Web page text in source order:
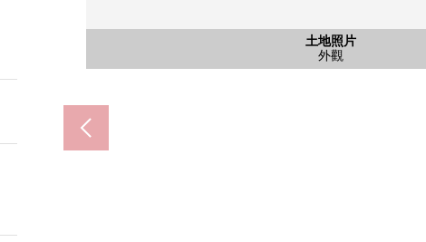
土地照片
外觀
含有前面道路的外觀
外觀
含有前面道路的外觀
外觀
含有前面道路的外觀
前面道路
含有前面道路的外觀
前面道路
其他
ＯＫ千馱谷商店約90m(步行2分鐘)
其他
Tomod's北參道店約140m(步行2分鐘)
其他
北參道站約220m(步行3分鐘)